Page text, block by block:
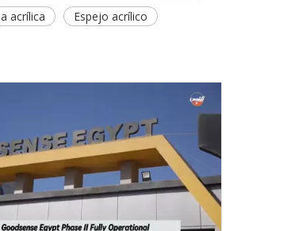
acrílica Espejo acrílico